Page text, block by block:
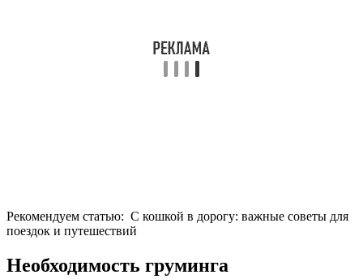
Рекомендуем статью: С кошкой в дорогу: важные советы для
поездок и путешествий
Необходимость груминга